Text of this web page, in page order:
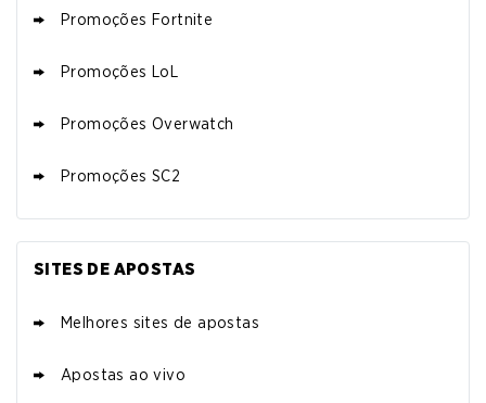
PROMOÇÃO SUPERBET
T&C se Aplicam
Promoções Fortnite
Promoções LoL
Promoções Overwatch
Promoções SC2
SITES DE APOSTAS
Melhores sites de apostas
Apostas ao vivo